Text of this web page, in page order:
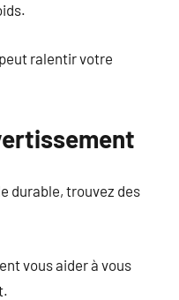
ralentir votre
durable, trouvez des
vous aider à vous